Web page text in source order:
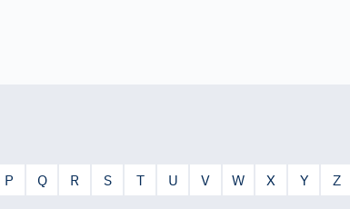
P Q R S T U V W X Y Z